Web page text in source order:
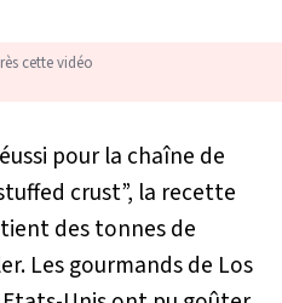
cette vidéo
pour la chaîne de
crust”, la recette
des tonnes de
Les gourmands de Los